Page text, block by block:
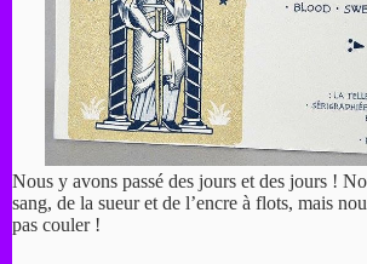
Nous y avons passé des jours et des jours !
sang, de la sueur et de l’encre à flots, mais
pas couler !